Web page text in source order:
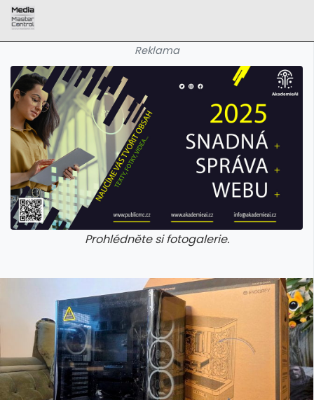
Reklama
Prohlédněte si fotogalerie.